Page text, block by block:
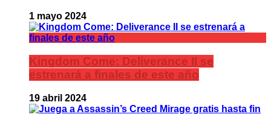
1 mayo 2024
Kingdom Come: Deliverance II se
estrenará a finales de este año
19 abril 2024